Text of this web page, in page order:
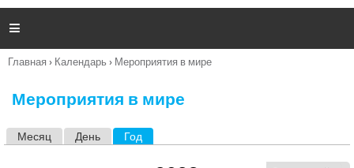
п

Вы
Главная › Календарь › Мероприятия в мире
Мероприятия в мире
Месяц День Год